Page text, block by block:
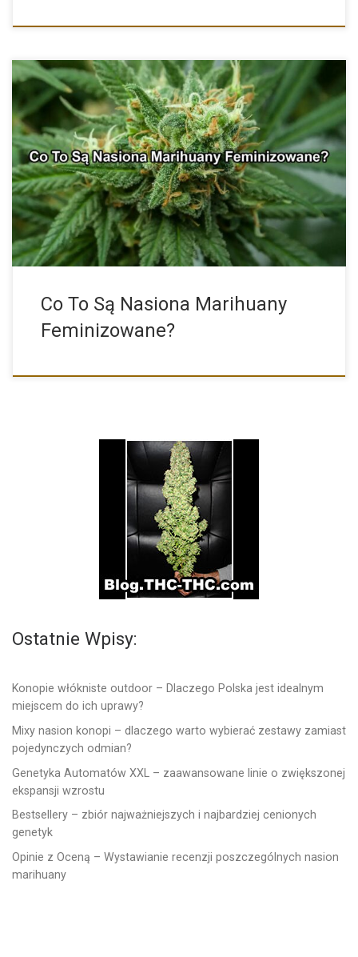
Do nie tak dawna uprawa marihuany to była pewnego rodzaju […]
Co To Są Nasiona Marihuany
Feminizowane?
Ostatnie Wpisy:
Konopie włókniste outdoor – Dlaczego Polska jest idealnym
miejscem do ich uprawy?
Mixy nasion konopi – dlaczego warto wybierać zestawy zamiast
pojedynczych odmian?
Genetyka Automatów XXL – zaawansowane linie o zwiększonej
ekspansji wzrostu
Bestsellery – zbiór najważniejszych i najbardziej cenionych
genetyk
Opinie z Oceną – Wystawianie recenzji poszczególnych nasion
marihuany